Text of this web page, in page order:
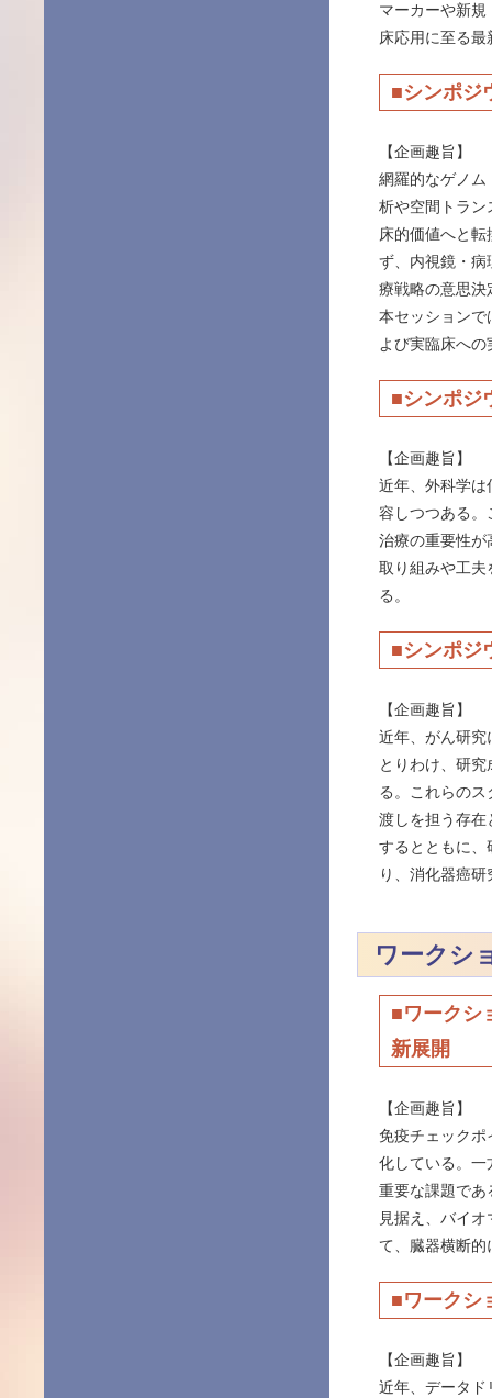
マーカーや新
床応用に至る
■シンポ
【企画趣旨】
網羅的なゲノム
析や空間トラン
床的価値へと
ず、内視鏡・病
療戦略の意思決
本セッションで
よび実臨床へ
■シンポ
【企画趣旨】
近年、外科学は
容しつつある。
治療の重要性が
取り組みや工夫
る。
■シンポジ
【企画趣旨】
近年、がん研究
とりわけ、研
る。これらの
渡しを担う存在
するとともに、
り、消化器癌
ワークシ
■ワークシ
新展開
【企画趣旨】
免疫チェックポ
化している。一
重要な課題であ
見据え、バイ
て、臓器横断
■ワークシ
【企画趣旨】
近年、データド